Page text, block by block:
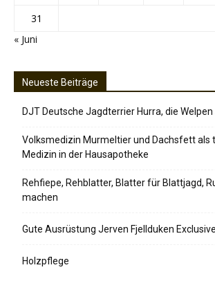
31
« Juni
Neueste Beiträge
DJT Deutsche Jagdterrier Hurra, die Welpen
Volksmedizin Murmeltier und Dachsfett als
Medizin in der Hausapotheke
Rehfiepe, Rehblatter, Blatter für Blattjagd,
machen
Gute Ausrüstung Jerven Fjellduken Exclusive
Holzpflege